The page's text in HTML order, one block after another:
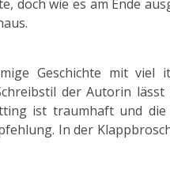
doch wie es am Ende
Geschichte mit viel
der Autorin
ist traumhaft und die
In der